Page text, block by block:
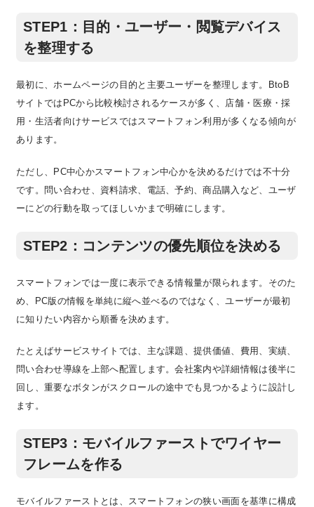
STEP1：目的・ユーザー・閲覧デバイス
を整理する
最初に、ホームページの目的と主要ユーザーを整理します。BtoB
サイトではPCから比較検討されるケースが多く、店舗・医療・採
用・生活者向けサービスではスマートフォン利用が多くなる傾向が
あります。
ただし、PC中心かスマートフォン中心かを決めるだけでは不十分
です。問い合わせ、資料請求、電話、予約、商品購入など、ユーザ
ーにどの行動を取ってほしいかまで明確にします。
STEP2：コンテンツの優先順位を決める
スマートフォンでは一度に表示できる情報量が限られます。そのた
め、PC版の情報を単純に縦へ並べるのではなく、ユーザーが最初
に知りたい内容から順番を決めます。
たとえばサービスサイトでは、主な課題、提供価値、費用、実績、
問い合わせ導線を上部へ配置します。会社案内や詳細情報は後半に
回し、重要なボタンがスクロールの途中でも見つかるように設計し
ます。
STEP3：モバイルファーストでワイヤー
フレームを作る
モバイルファーストとは、スマートフォンの狭い画面を基準に構成